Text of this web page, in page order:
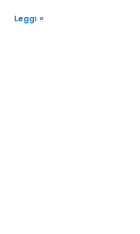
Leggi »